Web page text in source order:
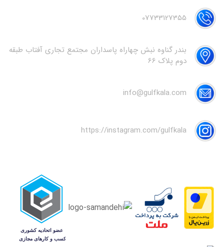
07733127355
بندر گناوه نبش چهاراه پاسداران مجتمع تجاری آفتاب طبقه
دوم پلاک 66
info@gulfkala.com
https://instagram.com/gulfkala